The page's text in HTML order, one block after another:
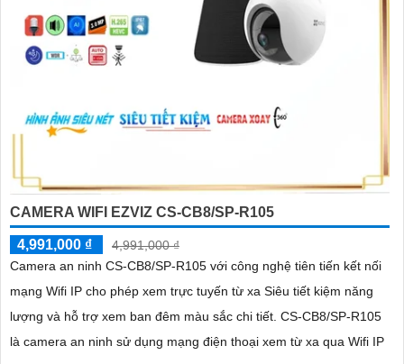
CAMERA WIFI EZVIZ CS-CB8/SP-R105
4,991,000 ₫
4,991,000 ₫
Camera an ninh CS-CB8/SP-R105 với công nghệ tiên tiến kết nối
mạng Wifi IP cho phép xem trực tuyến từ xa Siêu tiết kiệm năng
lượng và hỗ trợ xem ban đêm màu sắc chi tiết. CS-CB8/SP-R105
là camera an ninh sử dụng mạng điện thoại xem từ xa qua Wifi IP